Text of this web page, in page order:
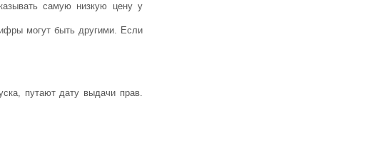
самую низкую цену у
могут быть другими. Если
путают дату выдачи прав.